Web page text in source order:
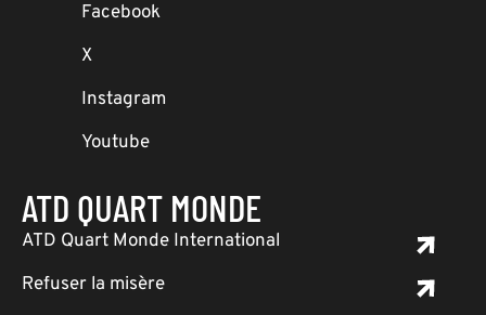
Facebook
X
Instagram
Youtube
ATD QUART MONDE
ATD Quart Monde International
Refuser la misère